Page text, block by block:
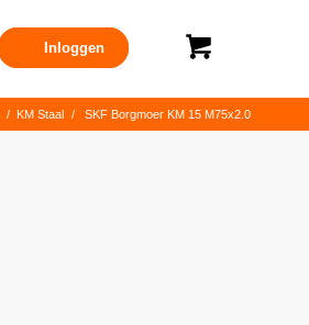
Inloggen
/ KM Staal / SKF Borgmoer KM 15 M75x2.0